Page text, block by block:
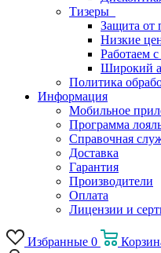
Тизеры
Защита от
Низкие
Работаем
Широкий
Политика
Информация
Мобильное
Программа
Справочная
Доставка
Гарантия
Производители
Оплата
Лицензии и
Избранные 0